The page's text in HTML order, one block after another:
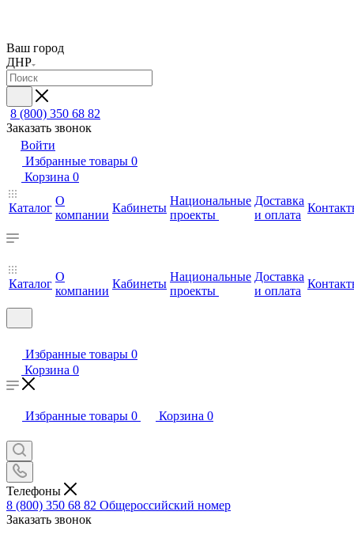
Ваш город
ДНР
8 (800) 350 68 82
Заказать звонок
Войти
Избранные товары 0
Корзина 0
Каталог
О
компании
Кабинеты
Национальные
проекты
Доставка
и оплата
Каталог
О
компании
Кабинеты
Национальные
проекты
Доставка
и оплата
Избранные товары 0
Корзина 0
Избранные товары 0 Корзина 0
Телефоны
8 (800) 350 68 82 Общероссийский номер
Заказать звонок